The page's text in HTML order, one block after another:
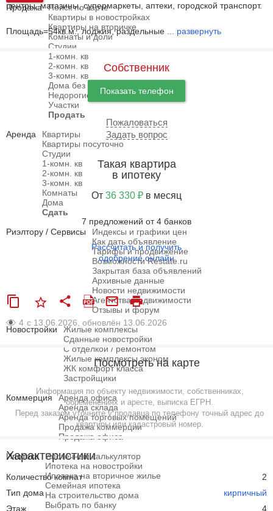
Продажа
Поиск по карте
Квартиры в новостройках
Квартиры на вторичке
Комнаты и доли
Студии
1-комн. кв
2-комн. кв
3-комн. кв
Дома без посредников
Недорогие дома
Участки
Продать
Аренда
Квартиры
Квартиры посуточно
Студии
1-комн. кв
2-комн. кв
3-комн. кв
Комнаты
Дома
Сдать
Риэлтору / Сервисы
Индексы и графики цен
Как дать объявление
Тарифы и продвижение
Возможности Restate.ru
Закрытая база объявлений
Архивные данные
Новости недвижимости
Агентства недвижимости
Отзывы и форум
Новостройки
Жилые комплексы
Сданные новостройки
С отделкой / ремонтом
Жилые комплексы эконом
ЖК комфорт класса
Застройщики
Коммерция
Аренда офиса
Аренда склада
Аренда торговых помещений
Продажа коммерции
Продажа офиса
Ипотека
Ипотечный калькулятор
Ипотека на новостройки
Ипотека на вторичное жилье
Семейная ипотека
На строительство дома
Выбрать по банку
центры, магазины, супермаркеты, аптеки, городской транспорт.
Площадь=54кв.м., лоджия, раздельные развернуть
Собственник
Показать телефон
Пожаловаться
Задать вопрос
Такая квартира
в ипотеку
От 36 330 ₽ в месяц
7 предложений от 4 банков
Рассчитать и получить
одобрение онлайн
4 с 13.06.2026, обновлён 13.06.2026
Посмотреть на карте
Информация по объекту недвижимости, собственниках,
обременениях и аресте, выписка ЕГРН.
Перед заказом уточните у продавца по телефону точный адрес до
квартиры или кадастровый номер.
Характеристики
Количество комнат
2
Тип дома
кирпичный
Этаж
4